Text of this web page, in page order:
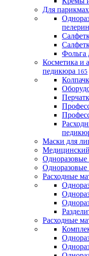
Для
Фольга
Косметика и
педикюра 165
Маски для
Одноразовые
Одноразовые
Расходные
Расходные